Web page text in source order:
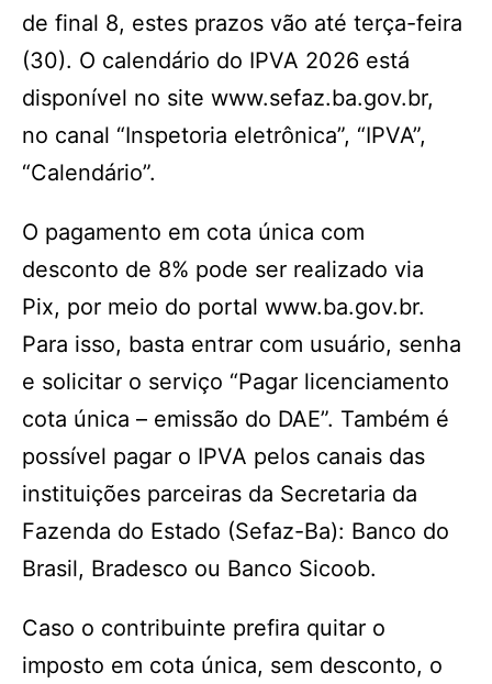
de final 8, estes prazos vão até terça-feira
(30). O calendário do IPVA 2026 está
disponível no site www.sefaz.ba.gov.br,
no canal “Inspetoria eletrônica”, “IPVA”,
“Calendário”.
O pagamento em cota única com
desconto de 8% pode ser realizado via
Pix, por meio do portal www.ba.gov.br.
Para isso, basta entrar com usuário, senha
e solicitar o serviço “Pagar licenciamento
cota única – emissão do DAE”. Também é
possível pagar o IPVA pelos canais das
instituições parceiras da Secretaria da
Fazenda do Estado (Sefaz-Ba): Banco do
Brasil, Bradesco ou Banco Sicoob.
Caso o contribuinte prefira quitar o
imposto em cota única, sem desconto, o